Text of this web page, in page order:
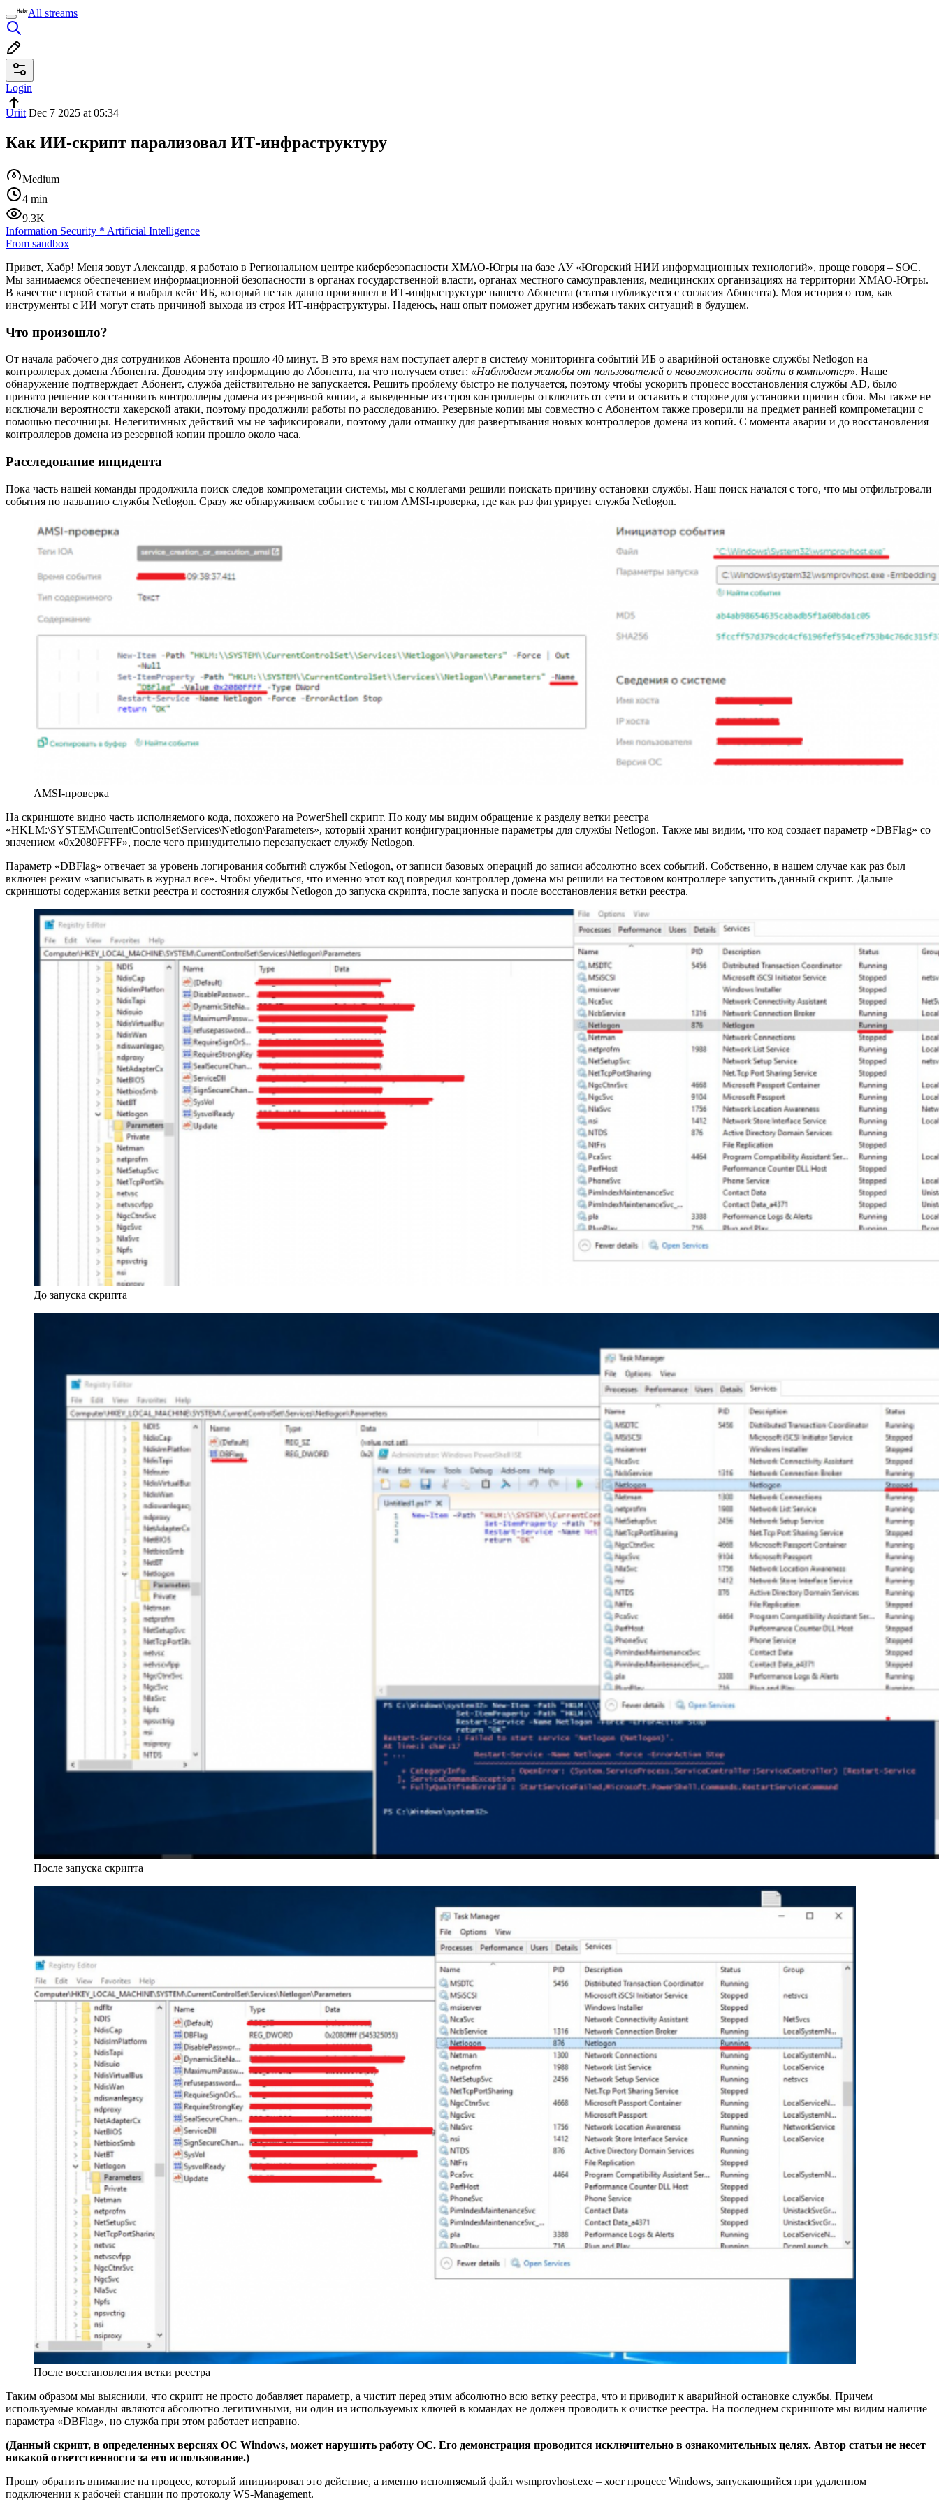
All streams
Login
Uriit Dec 7 2025 at 05:34
Как ИИ-скрипт парализовал ИТ-инфраструктуру
Medium
4 min
9.3K
Information Security * Artificial Intelligence
From sandbox
Привет, Хабр! Меня зовут Александр, я работаю в Региональном центре кибербезопасности ХМАО-Югры на базе АУ «Югорский НИИ информационных технологий», проще говоря – SOC.
Мы занимаемся обеспечением информационной безопасности в органах государственной власти, органах местного самоуправления, медицинских организациях на территории ХМАО-Югры.
В качестве первой статьи я выбрал кейс ИБ, который не так давно произошел в ИТ-инфраструктуре нашего Абонента (статья публикуется с согласия Абонента). Моя история о том, как
инструменты с ИИ могут стать причиной выхода из строя ИТ-инфраструктуры. Надеюсь, наш опыт поможет другим избежать таких ситуаций в будущем.
Что произошло?
От начала рабочего дня сотрудников Абонента прошло 40 минут. В это время нам поступает алерт в систему мониторинга событий ИБ о аварийной остановке службы Netlogon на
контроллерах домена Абонента. Доводим эту информацию до Абонента, на что получаем ответ: «Наблюдаем жалобы от пользователей о невозможности войти в компьютер». Наше
обнаружение подтверждает Абонент, служба действительно не запускается. Решить проблему быстро не получается, поэтому чтобы ускорить процесс восстановления службы AD, было
принято решение восстановить контроллеры домена из резервной копии, а выведенные из строя контроллеры отключить от сети и оставить в стороне для установки причин сбоя. Мы также не
исключали вероятности хакерской атаки, поэтому продолжили работы по расследованию. Резервные копии мы совместно с Абонентом также проверили на предмет ранней компрометации с
помощью песочницы. Нелегитимных действий мы не зафиксировали, поэтому дали отмашку для развертывания новых контроллеров домена из копий. С момента аварии и до восстановления
контроллеров домена из резервной копии прошло около часа.
Расследование инцидента
Пока часть нашей команды продолжила поиск следов компрометации системы, мы с коллегами решили поискать причину остановки службы. Наш поиск начался с того, что мы отфильтровали
события по названию службы Netlogon. Сразу же обнаруживаем событие с типом AMSI-проверка, где как раз фигурирует служба Netlogon.
AMSI-проверка
На скриншоте видно часть исполняемого кода, похожего на PowerShell скрипт. По коду мы видим обращение к разделу ветки реестра
«HKLM:\SYSTEM\CurrentControlSet\Services\Netlogon\Parameters», который хранит конфигурационные параметры для службы Netlogon. Также мы видим, что код создает параметр «DBFlag» со
значением «0x2080FFFF», после чего принудительно перезапускает службу Netlogon.
Параметр «DBFlag» отвечает за уровень логирования событий службы Netlogon, от записи базовых операций до записи абсолютно всех событий. Собственно, в нашем случае как раз был
включен режим «записывать в журнал все». Чтобы убедиться, что именно этот код повредил контроллер домена мы решили на тестовом контроллере запустить данный скрипт. Дальше
скриншоты содержания ветки реестра и состояния службы Netlogon до запуска скрипта, после запуска и после восстановления ветки реестра.
До запуска скрипта
После запуска скрипта
После восстановления ветки реестра
Таким образом мы выяснили, что скрипт не просто добавляет параметр, а чистит перед этим абсолютно всю ветку реестра, что и приводит к аварийной остановке службы. Причем
используемые команды являются абсолютно легитимными, ни один из используемых ключей в командах не должен проводить к очистке реестра. На последнем скриншоте мы видим наличие
параметра «DBFlag», но служба при этом работает исправно.
(Данный скрипт, в определенных версиях ОС Windows, может нарушить работу ОС. Его демонстрация проводится исключительно в ознакомительных целях. Автор статьи не несет
никакой ответственности за его использование.)
Прошу обратить внимание на процесс, который инициировал это действие, а именно исполняемый файл wsmprovhost.exe – хост процесс Windows, запускающийся при удаленном
подключении к рабочей станции по протоколу WS-Management.